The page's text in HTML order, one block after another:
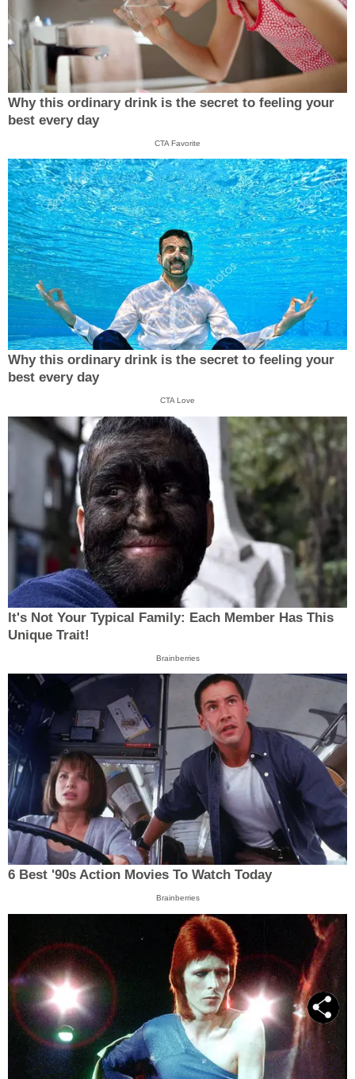
Why this ordinary drink is the secret to feeling your
best every day
CTA Favorite
Why this ordinary drink is the secret to feeling your
best every day
CTA Love
It's Not Your Typical Family: Each Member Has This
Unique Trait!
Brainberries
6 Best '90s Action Movies To Watch Today
Brainberries